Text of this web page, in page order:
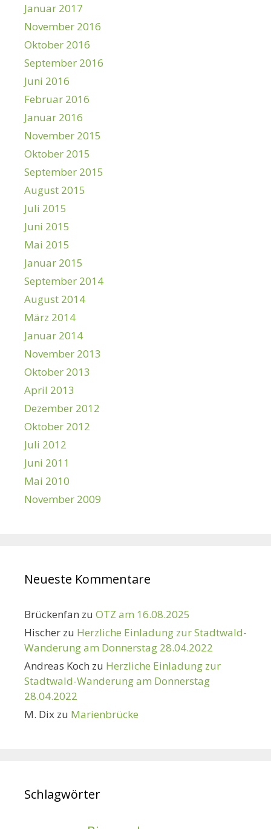
Januar 2017
November 2016
Oktober 2016
September 2016
Juni 2016
Februar 2016
Januar 2016
November 2015
Oktober 2015
September 2015
August 2015
Juli 2015
Juni 2015
Mai 2015
Januar 2015
September 2014
August 2014
März 2014
Januar 2014
November 2013
Oktober 2013
April 2013
Dezember 2012
Oktober 2012
Juli 2012
Juni 2011
Mai 2010
November 2009
Neueste Kommentare
Brückenfan zu OTZ am 16.08.2025
Hischer zu Herzliche Einladung zur Stadtwald-
Wanderung am Donnerstag 28.04.2022
Andreas Koch zu Herzliche Einladung zur
Stadtwald-Wanderung am Donnerstag
28.04.2022
M. Dix zu Marienbrücke
Schlagwörter